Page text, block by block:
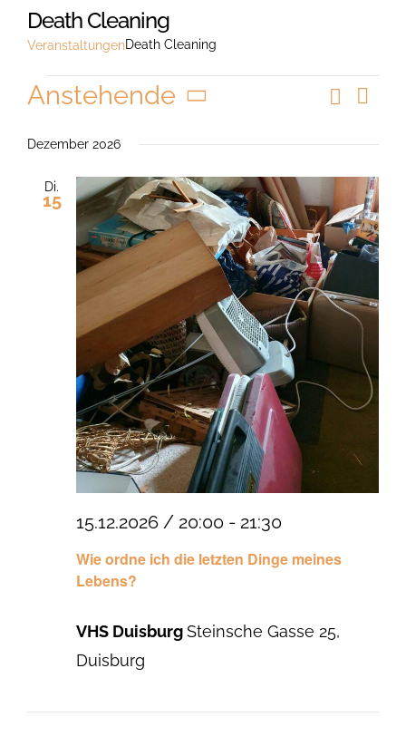
Death Cleaning
VeranstaltungenDeath Cleaning
Veranstaltungen
Suche
und
Suche
Liste
Anstehende
wählen.
Dezember 2026
Di.
15
Wie ordne ich die letzten Dinge meines
Lebens?
15.12.2026 / 20:00 - 21:30
VHS DuisburgSteinsche Gasse 25,
Duisburg